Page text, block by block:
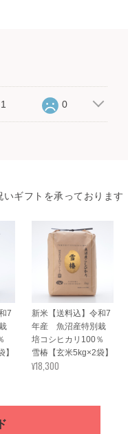
1 0
ギフトを承っております
7
】
新米【送料込】令和7
年産 魚沼産特別栽
培コシヒカリ100％
雪椿【玄米5kg×2袋】
¥18,300